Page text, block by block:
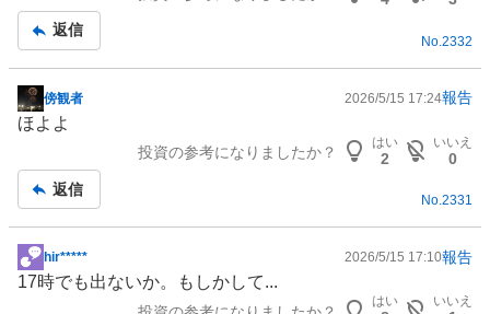
返信
No. 2332
掲
示
事
傍観者 2026/5/15 17:24報告
ほよよ
投資の参考になりましたか？
はい
2
いいえ
0
返信
No.2331
掲
示
hir***** 2026/5/15 17:10報告
17時でも出ないか。もしかして...
はい いいえ